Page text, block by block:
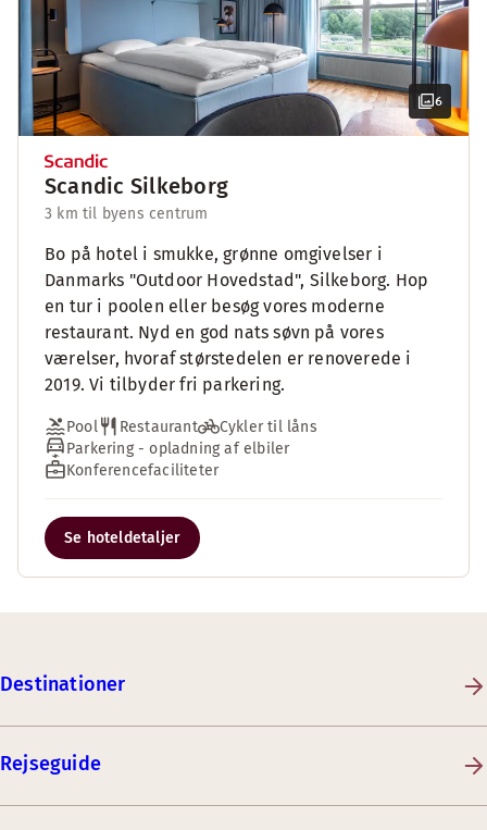
6
Scandic Silkeborg
3 km til byens centrum
Bo på hotel i smukke, grønne omgivelser i
Danmarks "Outdoor Hovedstad", Silkeborg. Hop
en tur i poolen eller besøg vores moderne
restaurant. Nyd en god nats søvn på vores
værelser, hvoraf størstedelen er renoverede i
2019. Vi tilbyder fri parkering.
Pool Restaurant
Cykler til låns
Parkering - opladning af elbiler
Konferencefaciliteter
Se hoteldetaljer
Destinationer
Rejseguide